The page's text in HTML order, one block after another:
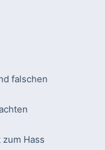
falschen
Hass